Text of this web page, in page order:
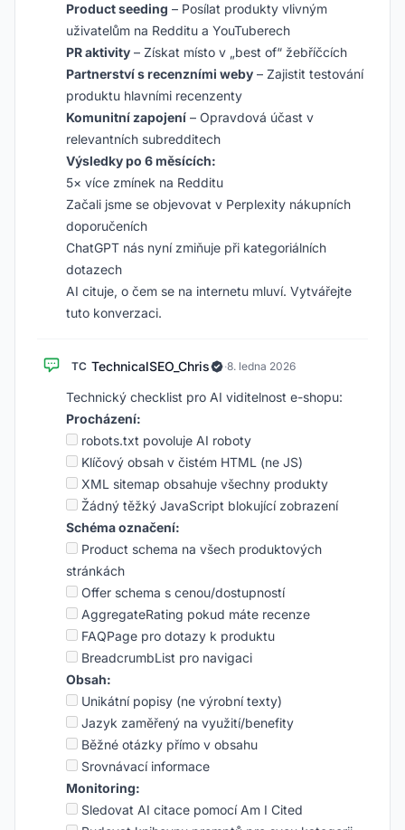
Product seeding – Posílat produkty vlivným
uživatelům na Redditu a YouTuberech
PR aktivity – Získat místo v „best of“ žebříčcích
Partnerství s recenzními weby – Zajistit testování
produktu hlavními recenzenty
Komunitní zapojení – Opravdová účast v
relevantních subredditech
Výsledky po 6 měsících:
5× více zmínek na Redditu
Začali jsme se objevovat v Perplexity nákupních
doporučeních
ChatGPT nás nyní zmiňuje při kategoriálních
dotazech
AI cituje, o čem se na internetu mluví. Vytvářejte
tuto konverzaci.
TC TechnicalSEO_Chris ·8. ledna 2026
Technický checklist pro AI viditelnost e-shopu:
Procházení:
robots.txt povoluje AI roboty
Klíčový obsah v čistém HTML (ne JS)
XML sitemap obsahuje všechny produkty
Žádný těžký JavaScript blokující zobrazení
Schéma označení:
Product schema na všech produktových
stránkách
Offer schema s cenou/dostupností
AggregateRating pokud máte recenze
FAQPage pro dotazy k produktu
BreadcrumbList pro navigaci
Obsah:
Unikátní popisy (ne výrobní texty)
Jazyk zaměřený na využití/benefity
Běžné otázky přímo v obsahu
Srovnávací informace
Monitoring:
Sledovat AI citace pomocí Am I Cited